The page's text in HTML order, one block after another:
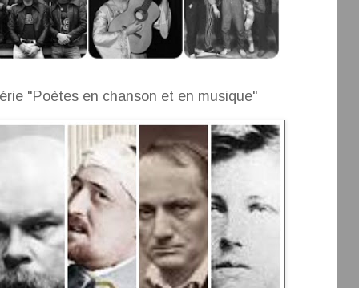
"Poètes en chanson et en musique"